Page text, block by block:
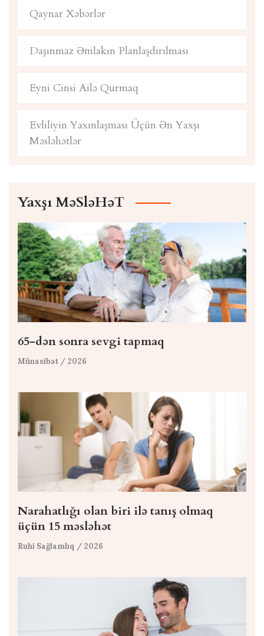
Qaynar Xəbərlər
Daşınmaz Əmlakın Planlaşdırılması
Eyni Cinsi Ailə Qurmaq
Evliliyin Yaxınlaşması Üçün Ən Yaxşı
Məsləhətlər
Yaxşı MəSləHəT
65-dən sonra sevgi tapmaq
Münasibət / 2026
Narahatlığı olan biri ilə tanış olmaq
üçün 15 məsləhət
Ruhi Sağlamlıq / 2026